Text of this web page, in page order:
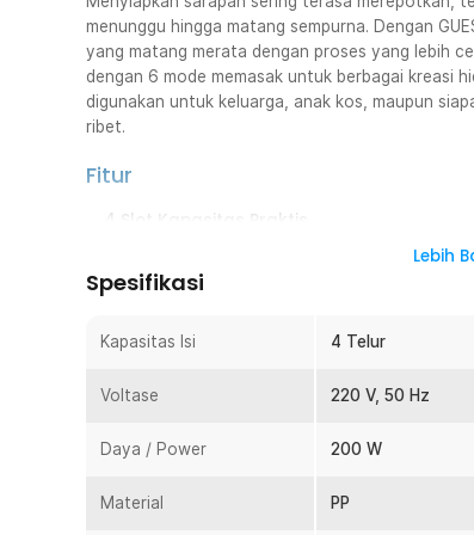
menunggu hingga matang sempurna. Dengan
yang matang merata dengan proses yang lebih
dengan 6 mode memasak untuk berbagai kreasi
digunakan untuk keluarga, anak kos, maupun
ribet.
Fitur
4 Slot Kapasitas Praktis
Alat rebus telur ini dilengkapi rak dengan
tidak perlu merebus telur berulang kali.
Tidak hanya untuk telur rebus, alat rebus telur
custard, tea egg, hingga yogurt. Anda dapat
menggunakan satu perangkat saja. Fitur ini
Lebih
Spesifikasi
Kapasitas Isi 4 Telur
Voltase 220 V, 50 Hz
Daya / Power 200 W
Material PP